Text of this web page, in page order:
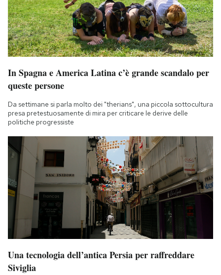
In Spagna e America Latina c’è grande scandalo per
queste persone
Da settimane si parla molto dei "therians", una piccola sottocultura
presa pretestuosamente di mira per criticare le derive delle
politiche progressiste
Una tecnologia dell’antica Persia per raffreddare
Siviglia